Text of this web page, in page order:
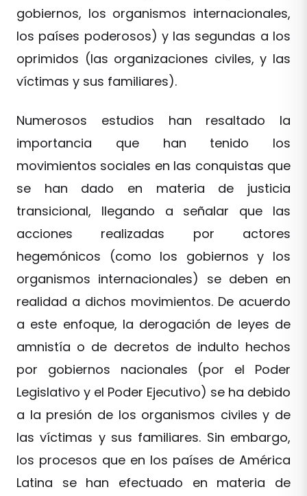
gobiernos, los organismos internacionales,
los países poderosos) y las segundas a los
oprimidos (las organizaciones civiles, y las
víctimas y sus familiares).
Numerosos estudios han resaltado la
importancia que han tenido los
movimientos sociales en las conquistas que
se han dado en materia de justicia
transicional, llegando a señalar que las
acciones realizadas por actores
hegemónicos (como los gobiernos y los
organismos internacionales) se deben en
realidad a dichos movimientos. De acuerdo
a este enfoque, la derogación de leyes de
amnistía o de decretos de indulto hechos
por gobiernos nacionales (por el Poder
Legislativo y el Poder Ejecutivo) se ha debido
a la presión de los organismos civiles y de
las víctimas y sus familiares. Sin embargo,
los procesos que en los países de América
Latina se han efectuado en materia de